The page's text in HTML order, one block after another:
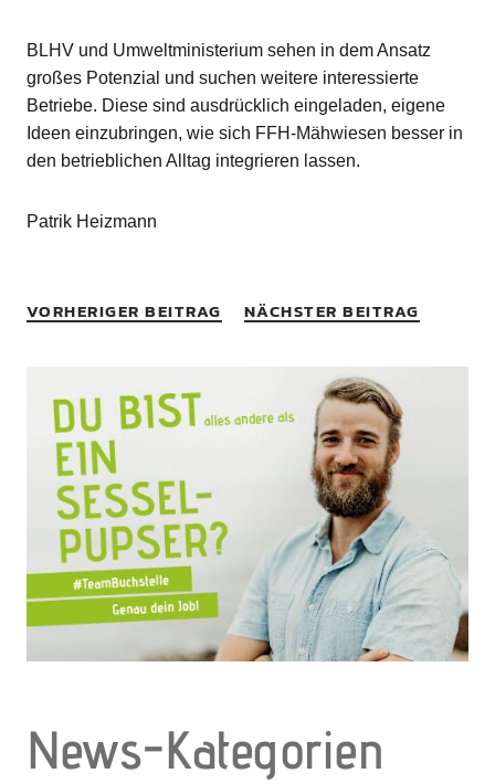
BLHV und Umweltministerium sehen in dem Ansatz
großes Potenzial und suchen weitere interessierte
Betriebe. Diese sind ausdrücklich eingeladen, eigene
Ideen einzubringen, wie sich FFH-Mähwiesen besser in
den betrieblichen Alltag integrieren lassen.
Patrik Heizmann
VORHERIGER BEITRAG NÄCHSTER BEITRAG
News-Kategorien